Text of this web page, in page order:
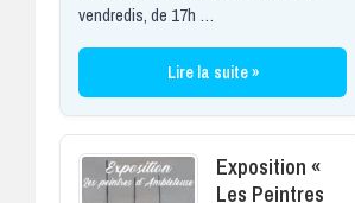
vendredis, de 17h …
Lire la suite »
Exposition «
Les Peintres